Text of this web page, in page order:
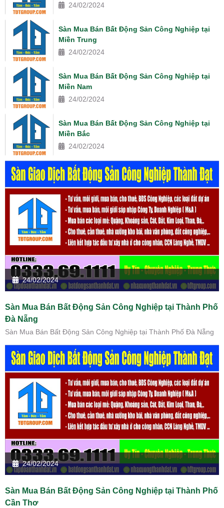
24/02/2024
Sàn Mua Bán Bất Động Sản Công Nghiệp tại
Miền Trung
24/02/2024
Sàn Mua Bán Bất Động Sản Công Nghiệp tại
Miền Nam
24/02/2024
Sàn Mua Bán Bất Động Sản Công Nghiệp tại
Miền Bắc
24/02/2024
24/02/2024
Sàn Mua Bán Bất Động Sản Công Nghiệp tại Thành Phố
Đà Nẵng
Sàn Mua Bán Bất Động Sản Công Nghiệp tại Thành Phố Đà Nẵng
24/02/2024
Sàn Mua Bán Bất Động Sản Công Nghiệp tại Thành Phố
Cần Thơ